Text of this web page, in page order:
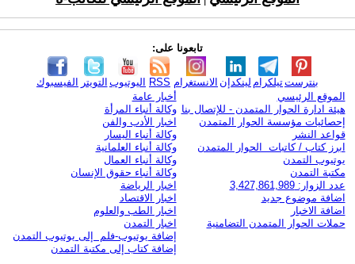
تابعونا على:
الفيسبوك التويتر اليوتيوب RSS الانستغرام لينكدإن تيلكرامبنترست
الموقع الرئيسي
هيئة ادارة الحوار المتمدن - للإتصال بنا
إحصائيات مؤسسة الحوار المتمدن
قواعد النشر
ابرز كتاب / كاتبات الحوار المتمدن
يوتيوب التمدن
مكتبة التمدن
عدد الزوار: 3,427,861,989
اضافة موضوع جديد
اضافة الاخبار
حملات الحوار المتمدن التضامنية
أخبار عامة
وكالة أنباء المرأة
اخبار الأدب والفن
وكالة أنباء اليسار
وكالة أنباء العلمانية
وكالة أنباء العمال
وكالة أنباء حقوق الإنسان
اخبار الرياضة
اخبار الاقتصاد
اخبار الطب والعلوم
اخبار التمدن
إضافة يوتيوب-فلم إلى يوتيوب التمدن
إضافة كتاب إلى مكتبة التمدن